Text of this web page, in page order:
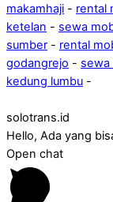
makamhaji - rental
ketelan - sewa
sumber - rental
godangrejo - sewa
kedung lumbu -
solotrans.id
Hello, Ada yang
Open chat